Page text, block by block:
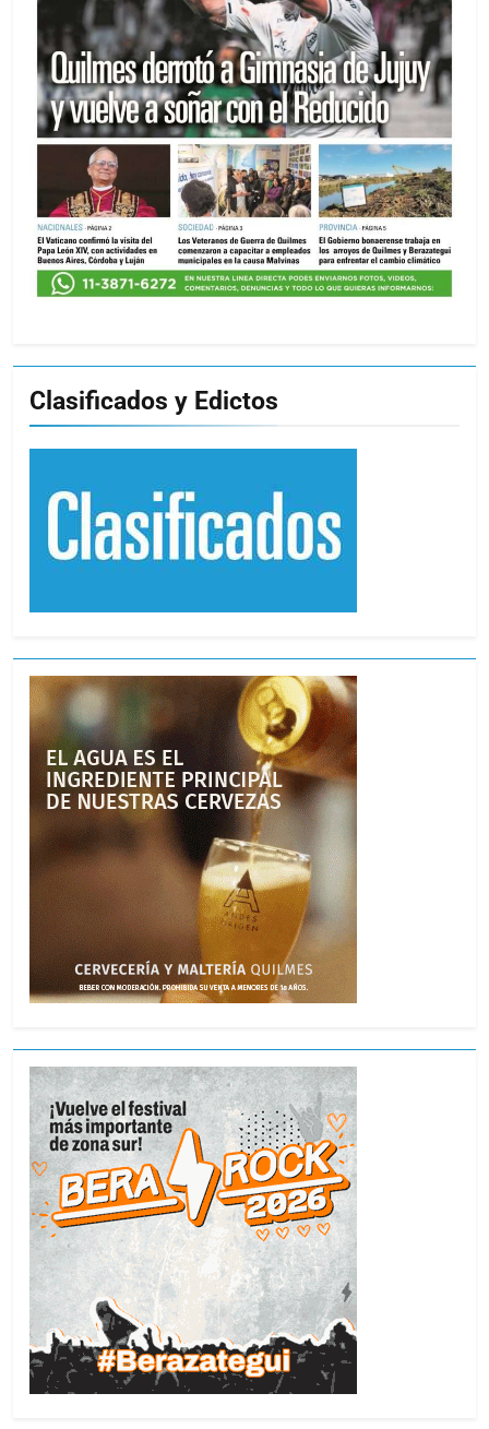
Clasificados y Edictos